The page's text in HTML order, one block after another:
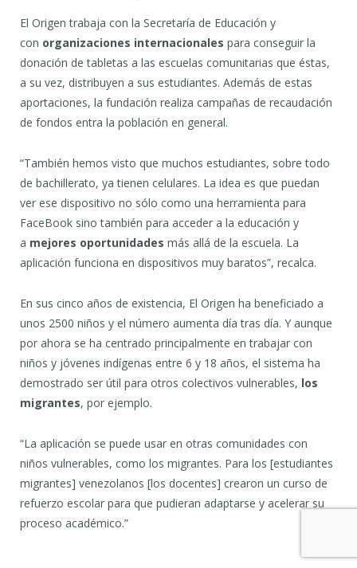
El Origen trabaja con la Secretaría de Educación y
con organizaciones internacionales para conseguir la
donación de tabletas a las escuelas comunitarias que éstas,
a su vez, distribuyen a sus estudiantes. Además de estas
aportaciones, la fundación realiza campañas de recaudación
de fondos entra la población en general.
“También hemos visto que muchos estudiantes, sobre todo
de bachillerato, ya tienen celulares. La idea es que puedan
ver ese dispositivo no sólo como una herramienta para
FaceBook sino también para acceder a la educación y
a mejores oportunidades más allá de la escuela. La
aplicación funciona en dispositivos muy baratos”, recalca.
En sus cinco años de existencia, El Origen ha beneficiado a
unos 2500 niños y el número aumenta día tras día. Y aunque
por ahora se ha centrado principalmente en trabajar con
niños y jóvenes indígenas entre 6 y 18 años, el sistema ha
demostrado ser útil para otros colectivos vulnerables, los
migrantes, por ejemplo.
“La aplicación se puede usar en otras comunidades con
niños vulnerables, como los migrantes. Para los [estudiantes
migrantes] venezolanos [los docentes] crearon un curso de
refuerzo escolar para que pudieran adaptarse y acelerar su
proceso académico.”